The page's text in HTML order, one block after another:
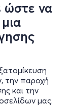
ώστε να
την παροχή
και την
μας.